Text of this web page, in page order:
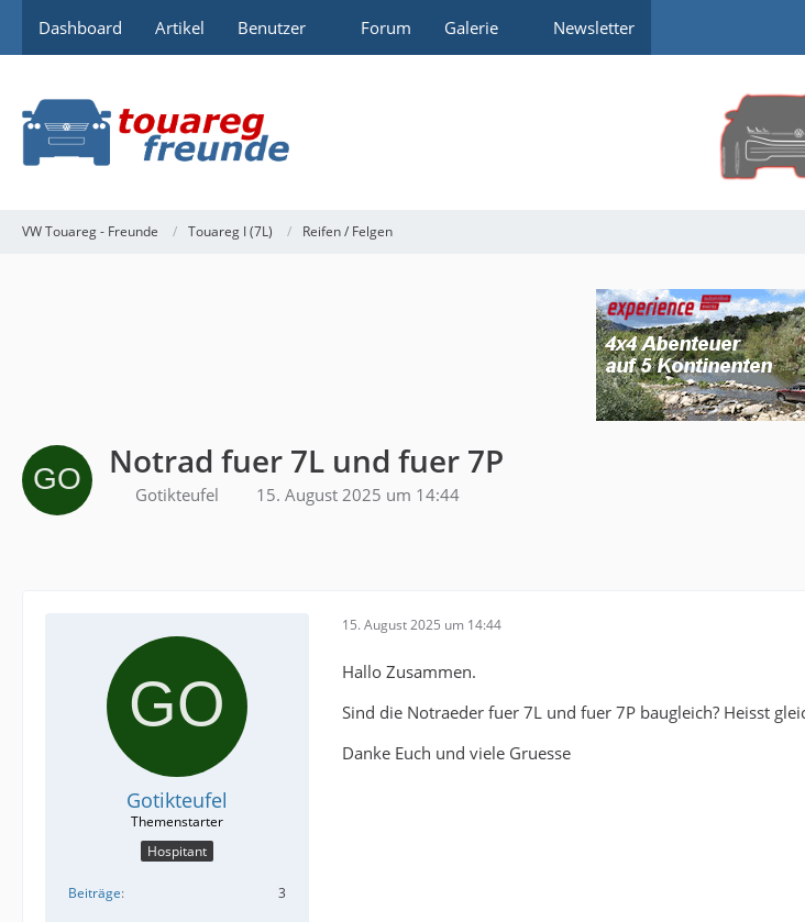
Dashboard Artikel Benutzer Forum Galerie Newsletter
VW Touareg - Freunde Touareg I (7L) Reifen / Felgen
Notrad fuer 7L und fuer 7P
Gotikteufel 15. August 2025 um 14:44
Gotikteufel
Hospitant
Beiträge 3
15. August 2025 um 14:44
Hallo Zusammen.
Sind die Notraeder fuer 7L und fuer 7P baugleich? Heisst
Danke Euch und viele Gruesse